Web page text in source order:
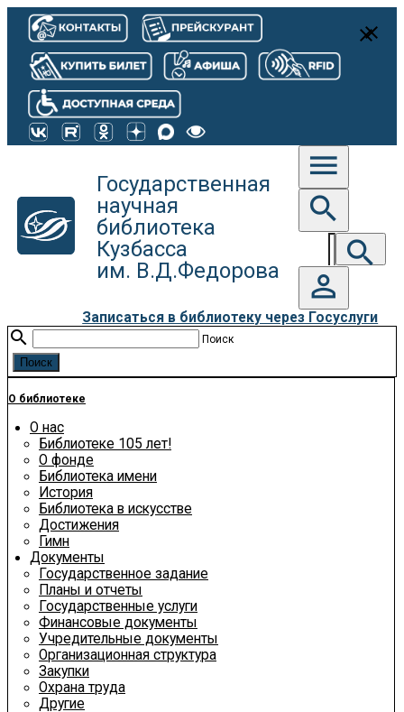
Государственная
научная
библиотека
Кузбасса
им. В.Д.Федорова
menu
search
search
person_outline
Записаться в библиотеку через Госуслуги
close
search Поиск
О библиотеке
О нас
Библиотеке 105 лет!
О фонде
Библиотека имени
История
Библиотека в искусстве
Достижения
Гимн
Документы
Государственное задание
Планы и отчеты
Государственные услуги
Финансовые документы
Учредительные документы
Организационная структура
Закупки
Охрана труда
Другие
close